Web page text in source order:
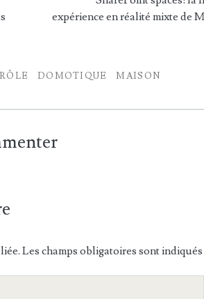
expérience en réalité mixte de
DOMOTIQUE MAISON
Les champs obligatoires sont